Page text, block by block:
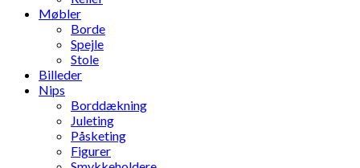
Møbler
Borde
Spejle
Stole
Billeder
Nips
Borddækning
Juleting
Påsketing
Figurer